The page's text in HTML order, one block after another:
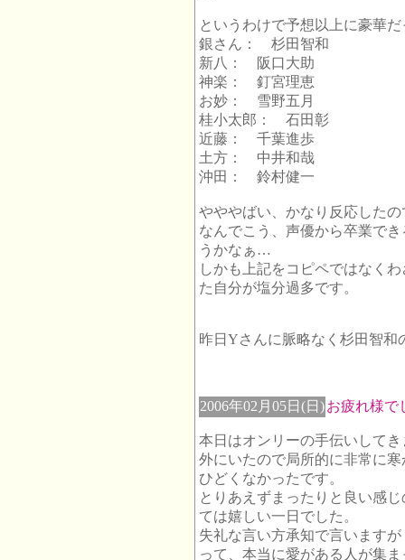
というわけで予想以上に豪華
銀さん： 杉田智和
新八： 阪口大助
神楽： 釘宮理恵
お妙： 雪野五月
桂小太郎： 石田彰
近藤： 千葉進歩
土方： 中井和哉
沖田： 鈴村健一
やややばい、かなり反応した
なんでこう、声優から卒業で
うかなぁ…
しかも上記をコピペではなく
た自分が塩分過多です。
昨日Yさんに脈略なく杉田智
2006年02月05日(日)お疲れ様で
本日はオンリーの手伝いしてき
外にいたので局所的に非常に
ひどくなかったです。
とりあえずまったりと良い感
ては嬉しい一日でした。
失礼な言い方承知で言います
って、本当に愛がある人が集